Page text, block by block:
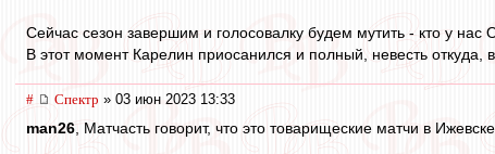
Сейчас сезон завершим и голосовалку будем мутить - кто у
В этот момент Карелин приосанился и полный, невесть откуда,
# Спектр » 03 июн 2023 13:33
man26 , Матчасть говорит, что это товарищеские матчи в Ижевске.